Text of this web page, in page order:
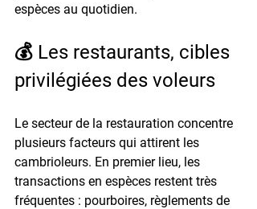
espèces au quotidien.
💰 Les restaurants, cibles
privilégiées des voleurs
Le secteur de la restauration concentre
plusieurs facteurs qui attirent les
cambrioleurs. En premier lieu, les
transactions en espèces restent très
fréquentes : pourboires, règlements de